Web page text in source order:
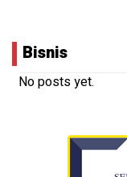
Bisnis
No posts yet.